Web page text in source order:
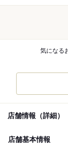
気になる
店舗情報（詳細）
店舗基本情報